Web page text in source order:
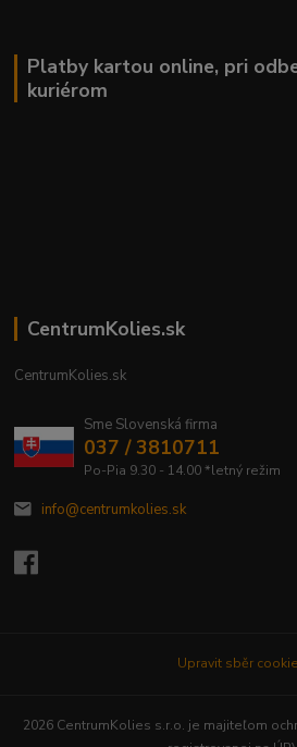
Platby kartou online, pri
kuriérom
CentrumKolies.sk
CentrumKolies.sk
Sme Slovenská firma
037 / 3810711
Po-Pia 9.30 - 14.00 *letný režim
info@centrumkolies.sk
Upravit sběr
2026 CentrumKolies s.r.o. je majiteľom